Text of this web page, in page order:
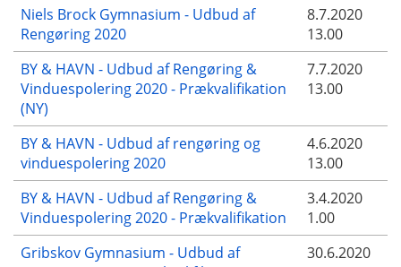
Niels Brock Gymnasium - Udbud af
Rengøring 2020
8.7.2020
13.00
BY & HAVN - Udbud af Rengøring &
Vinduespolering 2020 - Prækvalifikation
(NY)
7.7.2020
13.00
BY & HAVN - Udbud af rengøring og
vinduespolering 2020
4.6.2020
13.00
BY & HAVN - Udbud af Rengøring &
Vinduespolering 2020 - Prækvalifikation
3.4.2020
1.00
Gribskov Gymnasium - Udbud af
30.6.2020